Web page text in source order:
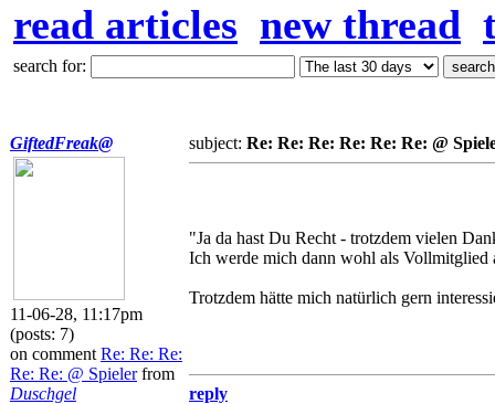
read articles new thread
search for:
GiftedFreak@
11-06-28, 11:17pm
(posts: 7)
on comment Re: Re: Re:
Re: Re: @ Spielerfrom
Duschgel
subject: Re: Re: Re: Re: Re: Re: @
"Ja da hast Du Recht - trotzdem vielen
Ich werde mich dann wohl als Vollmitglied
Trotzdem hätte mich natürlich gern
reply